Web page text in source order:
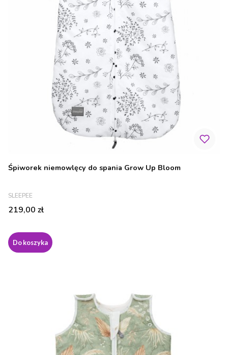
Śpiworek niemowlęcy do spania Grow Up Bloom
PRODUCENT
SLEEPEE
Cena
219,00 zł
Do koszyka